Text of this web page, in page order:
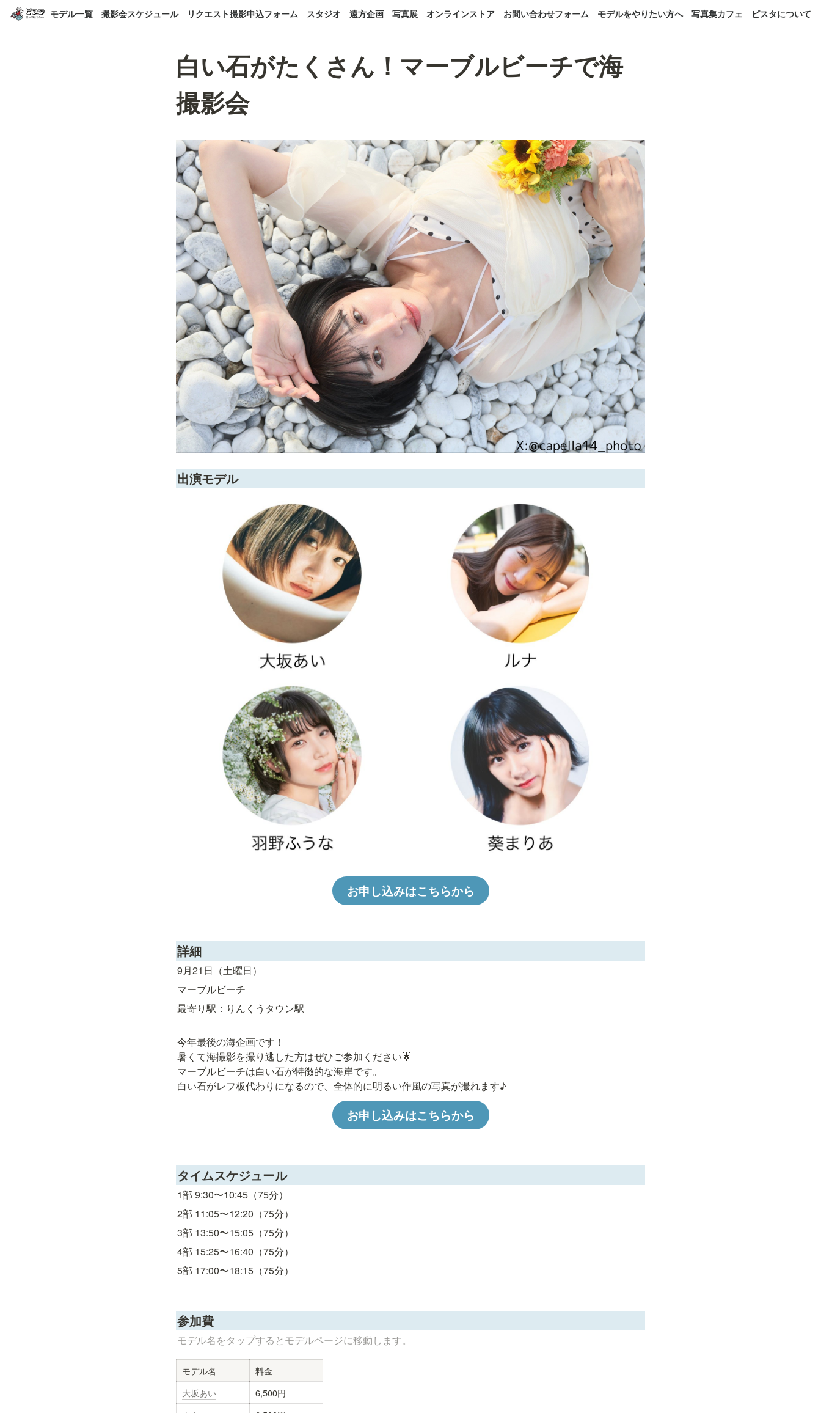
モデル一覧 撮影会スケジュール リクエスト撮影申込フォーム スタジオ 遠方企画 写真展 オンラインストア お問い合わせフォーム モデルをやりたい方へ 写真集カフェ ピスタについて
白い石がたくさん！マーブルビーチで海
撮影会
出演モデル
お申し込みはこちらから
詳細
9月21日（土曜日）
マーブルビーチ
最寄り駅：りんくうタウン駅
今年最後の海企画です！
暑くて海撮影を撮り逃した方はぜひご参加ください🌟
マーブルビーチは白い石が特徴的な海岸です。
白い石がレフ板代わりになるので、全体的に明るい作風の写真が撮れます♪
お申し込みはこちらから
タイムスケジュール
1部 9:30〜10:45（75分）
2部 11:05〜12:20（75分）
3部 13:50〜15:05（75分）
4部 15:25〜16:40（75分）
5部 17:00〜18:15（75分）
参加費
モデル名をタップするとモデルページに移動します。
モデル名
料金
大坂あい
6,500円